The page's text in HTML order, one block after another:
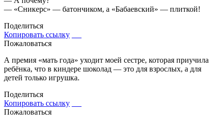
— «Сникерс» — батончиком, а «Бабаевский» — плиткой!
Поделиться
Копировать ссылку
Пожаловаться
А премия «мать года» уходит моей сестре, которая приучила
ребёнка, что в киндере шоколад — это для взрослых, а для
детей только игрушка.
Поделиться
Копировать ссылку
Пожаловаться